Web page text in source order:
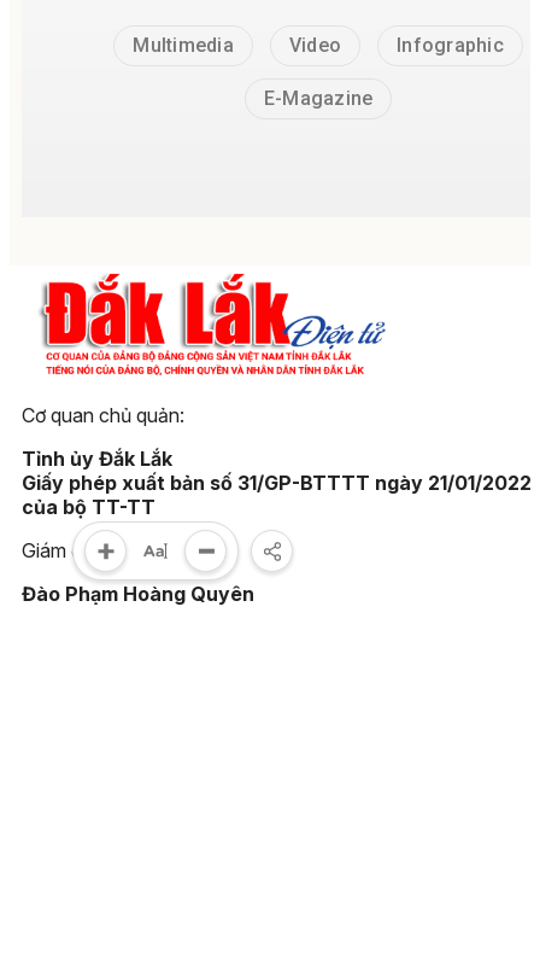
Multimedia Video Infographic
E-Magazine
Cơ quan chủ quản:
Tỉnh ủy Đắk Lắk
Giấy phép xuất bản số 31/GP-BTTTT ngày 21/01/2022
của bộ TT-TT
Giám đốc:
Đào Phạm Hoàng Quyên